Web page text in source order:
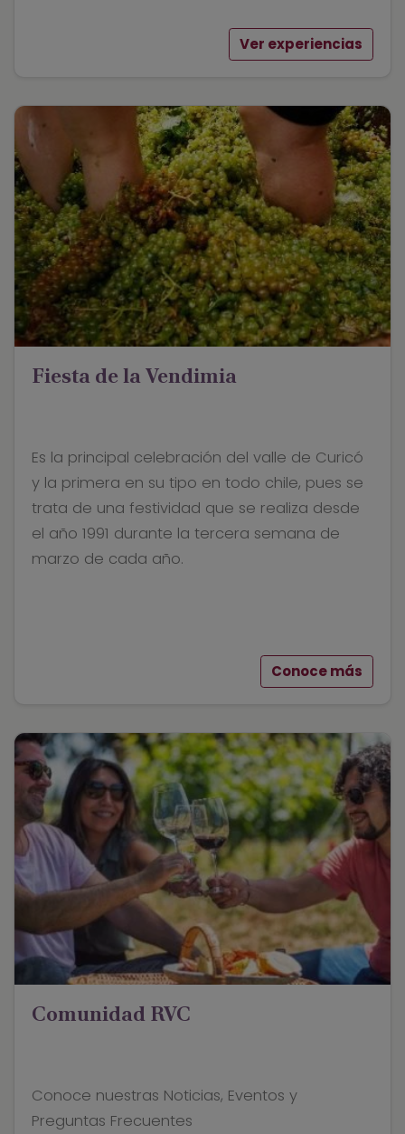
Ver experiencias
Fiesta de la Vendimia
Es la principal celebración del valle de Curicó
y la primera en su tipo en todo chile, pues se
trata de una festividad que se realiza desde
el año 1991 durante la tercera semana de
marzo de cada año.
Conoce más
Comunidad RVC
Conoce nuestras Noticias, Eventos y
Preguntas Frecuentes